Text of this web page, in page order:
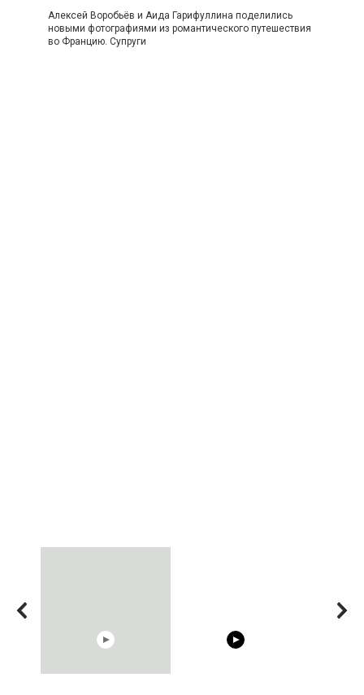
Алексей Воробьёв и Аида Гарифуллина поделились
новыми фотографиями из романтического путешествия
во Францию. Супруги